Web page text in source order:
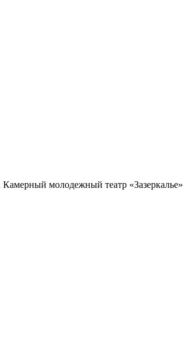
Камерный молодежный театр «Зазеркалье»